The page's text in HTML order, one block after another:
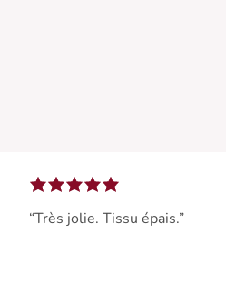
“Très jolie. Tissu épais.”